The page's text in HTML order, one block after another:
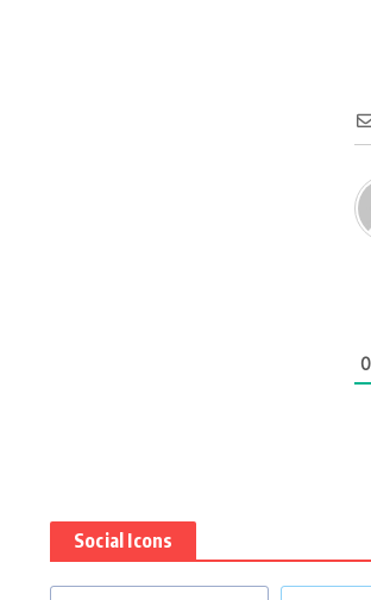
0
Social Icons